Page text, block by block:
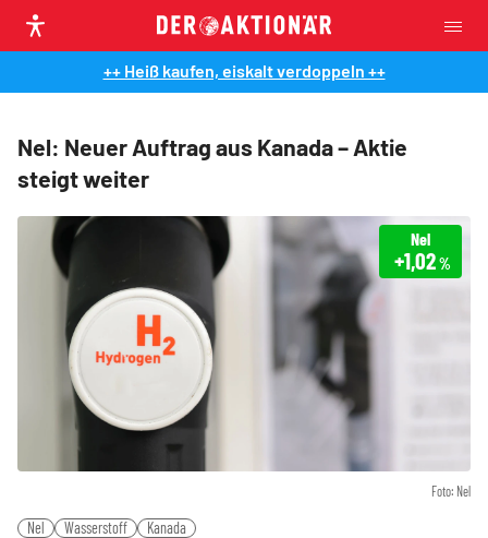
++ Heiß kaufen, eiskalt verdoppeln ++
Nel: Neuer Auftrag aus Kanada – Aktie
steigt weiter
Foto: Nel
Nel
+1,02%
Nel Wasserstoff Kanada